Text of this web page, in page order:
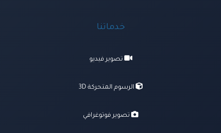
خدماتنا
تصوير فيديو
الرسوم المتحركة 3D
تصوير فوتوغرافي